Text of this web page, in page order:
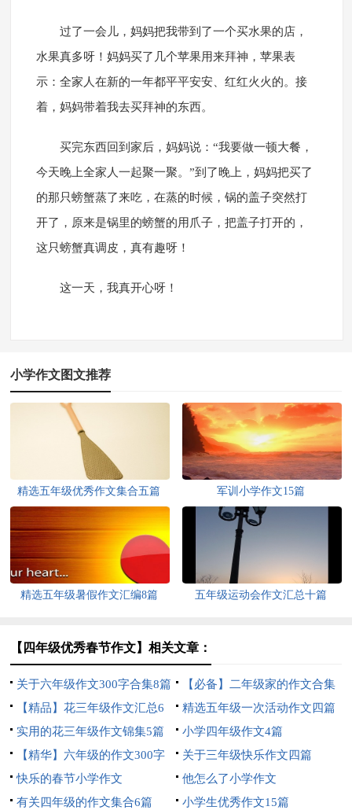
过了一会儿，妈妈把我带到了一个买水果的店，
水果真多呀！妈妈买了几个苹果用来拜神，苹果表
示：全家人在新的一年都平平安安、红红火火的。接
着，妈妈带着我去买拜神的东西。
买完东西回到家后，妈妈说：“我要做一顿大餐，
今天晚上全家人一起聚一聚。”到了晚上，妈妈把买了
的那只螃蟹蒸了来吃，在蒸的时候，锅的盖子突然打
开了，原来是锅里的螃蟹的用爪子，把盖子打开的，
这只螃蟹真调皮，真有趣呀！
这一天，我真开心呀！
小学作文图文推荐
精选五年级优秀作文集合五篇 军训小学作文15篇
精选五年级暑假作文汇编8篇 五年级运动会作文汇总十篇
【四年级优秀春节作文】相关文章：
关于六年级作文300字合集8篇
【必备】二年级家的作文合集
8篇
【精品】花三年级作文汇总6
篇
精选五年级一次活动作文四篇
实用的花三年级作文锦集5篇
小学四年级作文4篇
【精华】六年级的作文300字
10篇
关于三年级快乐作文四篇
快乐的春节小学作文
他怎么了小学作文
有关四年级的作文集合6篇
小学生优秀作文15篇